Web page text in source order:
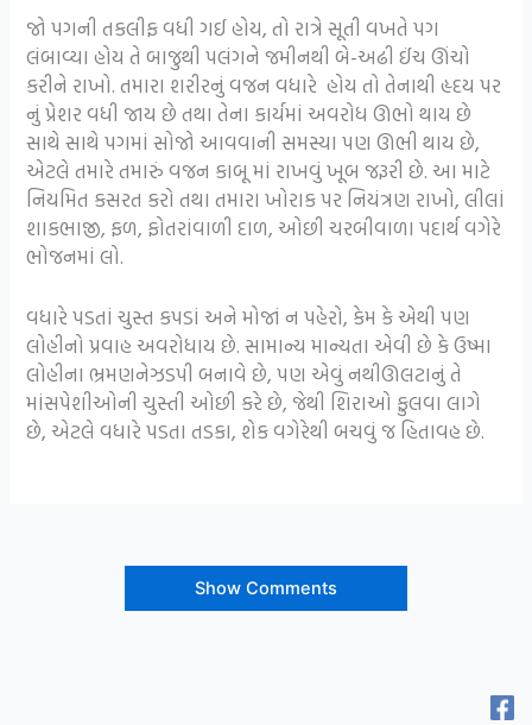
જો પગની તકલીફ વધી ગઈ હોય, તો રાત્રે સૂતી વખતે પગ
લંબાવ્યા હોય તે બાજુથી પલંગને જમીનથી બે-અઢી ઈંચ ઊંચો
કરીને રાખો. તમારા શરીરનું વજન વધારે હોય તો તેનાથી હૃદય પર
નું પ્રેશર વધી જાય છે તથા તેના કાર્યમાં અવરોધ ઊભો થાય છે
સાથે સાથે પગમાં સોજો આવવાની સમસ્યા પણ ઊભી થાય છે,
એટલે તમારે તમારું વજન કાબૂ માં રાખવું ખૂબ જરૂરી છે. આ માટે
નિયમિત કસરત કરો તથા તમારા ખોરાક પર નિયંત્રણ રાખો, લીલાં
શાકભાજી, ફળ, ફોતરાંવાળી દાળ, ઓછી ચરબીવાળા પદાર્થ વગેરે
ભોજનમાં લો.
વધારે પડતાં ચુસ્ત કપડાં અને મોજાં ન પહેરો, કેમ કે એથી પણ
લોહીનો પ્રવાહ અવરોધાય છે. સામાન્ય માન્યતા એવી છે કે ઉષ્મા
લોહીના ભ્રમણનેઝડપી બનાવે છે, પણ એવું નથીઊલટાનું તે
માંસપેશીઓની ચુસ્તી ઓછી કરે છે, જેથી શિરાઓ ફુલવા લાગે
છે, એટલે વધારે પડતા તડકા, શેક વગેરેથી બચવું જ હિતાવહ છે.
Show Comments